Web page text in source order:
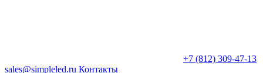
+7 (812) 309-47-13
sales@simpleled.ru Контакты